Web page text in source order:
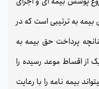
به ترتیبی است که در
پرداخت حق بیمه به
اقساط موعد رسیده را
بیمه نامه را با رعایت